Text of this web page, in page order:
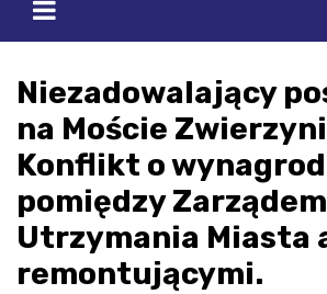
Niezadowalający
na Moście
Konflikt o
pomiędzy
Utrzymania Miasta
remontującymi.